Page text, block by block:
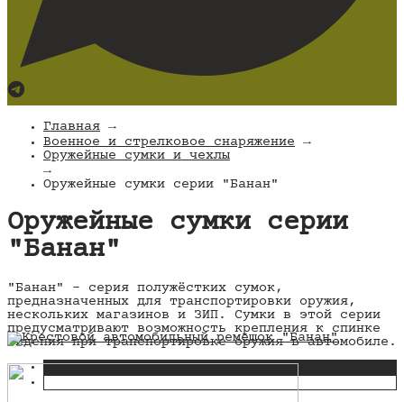
Главная →
Военное и стрелковое снаряжение
→
Оружейные сумки и чехлы
→
Оружейные сумки серии "Банан"
Оружейные сумки серии
"Банан"
"Банан" - серия полужёстких сумок,
предназначенных для транспортировки оружия,
нескольких магазинов и ЗИП. Сумки в этой серии
предусматривают возможность крепления к спинке
сидения при транспортировке оружия в автомобиле.